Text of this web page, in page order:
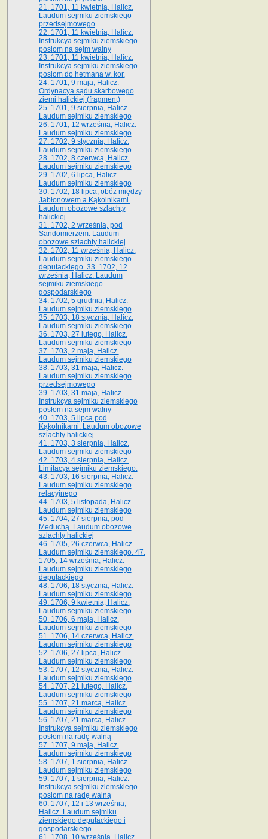
21. 1701, 11 kwietnia, Halicz.
Laudum sejmiku ziemskiego
przedsejmowego
22. 1701, 11 kwietnia, Halicz.
Instrukcya sejmiku ziemskiego
posłom na sejm walny
23. 1701, 11 kwietnia, Halicz.
Instrukcya sejmiku ziemskiego
posłom do hetmana w. kor.
24. 1701, 9 maja, Halicz.
Ordynacya sądu skarbowego
ziemi halickiej (fragment)
25. 1701, 9 sierpnia, Halicz.
Laudum sejmiku ziemskiego
26. 1701, 12 września, Halicz.
Laudum sejmiku ziemskiego
27. 1702, 9 stycznia, Halicz.
Laudum sejmiku ziemskiego
28. 1702, 8 czerwca, Halicz.
Laudum sejmiku ziemskiego
29. 1702, 6 lipca, Halicz.
Laudum sejmiku ziemskiego
30. 1702, 18 lipca, obóz między
Jabłonowem a Kąkolnikami.
Laudum obozowe szlachty
halickiej
31. 1702, 2 września, pod
Sandomierzem. Laudum
obozowe szlachty halickiej
32. 1702, 11 września, Halicz.
Laudum sejmiku ziemskiego
deputackiego. 33. 1702, 12
września, Halicz. Laudum
sejmiku ziemskiego
gospodarskiego
34. 1702, 5 grudnia, Halicz.
Laudum sejmiku ziemskiego
35. 1703, 18 stycznia, Halicz.
Laudum sejmiku ziemskiego
36. 1703, 27 lutego, Halicz.
Laudum sejmiku ziemskiego
37. 1703, 2 maja, Halicz.
Laudum sejmiku ziemskiego
38. 1703, 31 maja, Halicz.
Laudum sejmiku ziemskiego
przedsejmowego
39. 1703, 31 maja, Halicz.
Instrukcya sejmiku ziemskiego
posłom na sejm walny
40. 1703, 5 lipca pod
Kąkolnikami. Laudum obozowe
szlachty halickiej
41­. 1703, 3 sierpnia, Halicz.
Laudum sejmiku ziemskiego
42. 1703, 4 sierpnia, Halicz.
Limitacya sejmiku ziemskiego.
43. 1703, 16 sierpnia, Halicz.
Laudum sejmiku ziemskiego
relacyjnego
44. 1703, 5 listopada, Halicz.
Laudum sejmiku ziemskiego
45. 1704, 27 sierpnia, pod
Meduchą. Laudum obozowe
szlachty halickiej
46. 1705, 26 czerwca, Halicz.
Laudum sejmiku ziemskiego. 47.
1705, 14 września, Halicz.
Laudum sejmiku ziemskiego
deputackiego
48. 1706, 18 stycznia, Halicz.
Laudum sejmiku ziemskiego
49. 1706, 9 kwietnia, Halicz.
Laudum sejmiku ziemskiego
50. 1706, 6 maja, Halicz.
Laudum sejmiku ziemskiego
51. 1706, 14 czerwca, Halicz.
Laudum sejmiku ziemskiego
52. 1706, 27 lipca, Halicz.
Laudum sejmiku ziemskiego
53. 1707, 12 stycznia, Halicz.
Laudum sejmiku ziemskiego
54. 1707, 21 lutego, Halicz.
Laudum sejmiku ziemskiego
55. 1707, 21 marca, Halicz.
Laudum sejmiku ziemskiego
56. 1707, 21 marca, Halicz.
Instrukcya sejmiku ziemskiego
posłom na radę walną
57. 1707, 9 maja, Halicz.
Laudum sejmiku ziemskiego
58. 1707, 1 sierpnia, Halicz.
Laudum sejmiku ziemskiego
59. 1707, 1 sierpnia, Halicz.
Instrukcya sejmiku ziemskiego
posłom na radę walną
60. 1707, 12 i 13 września,
Halicz. Laudum sejmiku
ziemskiego deputackiego i
gospodarskiego
61. 1708, 10 września, Halicz.